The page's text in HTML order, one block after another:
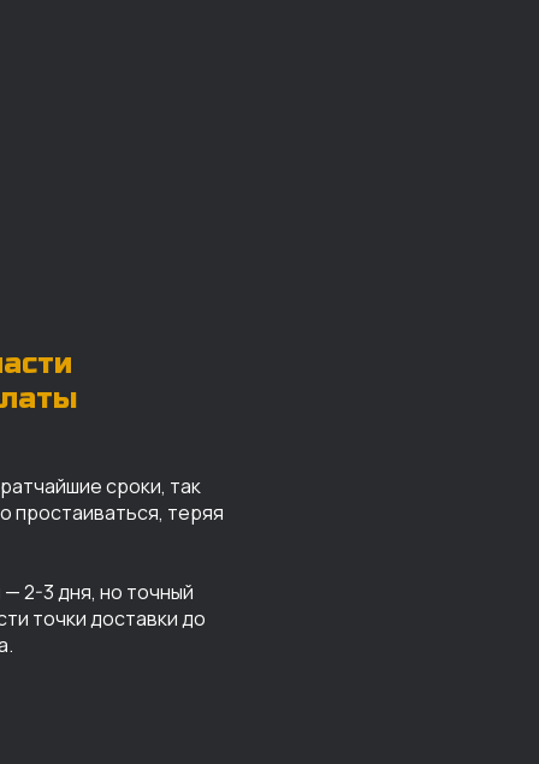
сроки, так
простаиваться, теряя
2-3 дня, но точный
точки доставки до